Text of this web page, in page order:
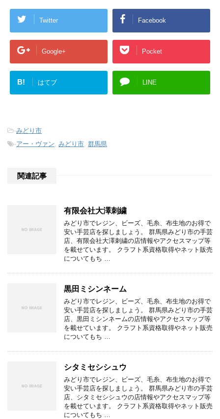
Twitter Facebook
Google+ Pocket
B! はてブ LINE
-みどり市
-アー・ヴァン みどり市 群馬県
関連記事
有限会社大澤刺繍
みどり市でレジン、ビーズ、毛糸、布生地のお得で
安い手芸店を探しましょう。 群馬県みどり市の手芸
店、有限会社大澤刺繍の店情報やアクセスマップ等
を載せています。 クラフト系資格取得やネット販売
についてもち …
黒田ミシンネーム
みどり市でレジン、ビーズ、毛糸、布生地のお得で
安い手芸店を探しましょう。 群馬県みどり市の手芸
店、黒田ミシンネームの店情報やアクセスマップ等
を載せています。 クラフト系資格取得やネット販売
についてもち …
シタミセシシュウ
みどり市でレジン、ビーズ、毛糸、布生地のお得で
安い手芸店を探しましょう。 群馬県みどり市の手芸
店、シタミセシシュウの店情報やアクセスマップ等
を載せています。 クラフト系資格取得やネット販売
についてもち …